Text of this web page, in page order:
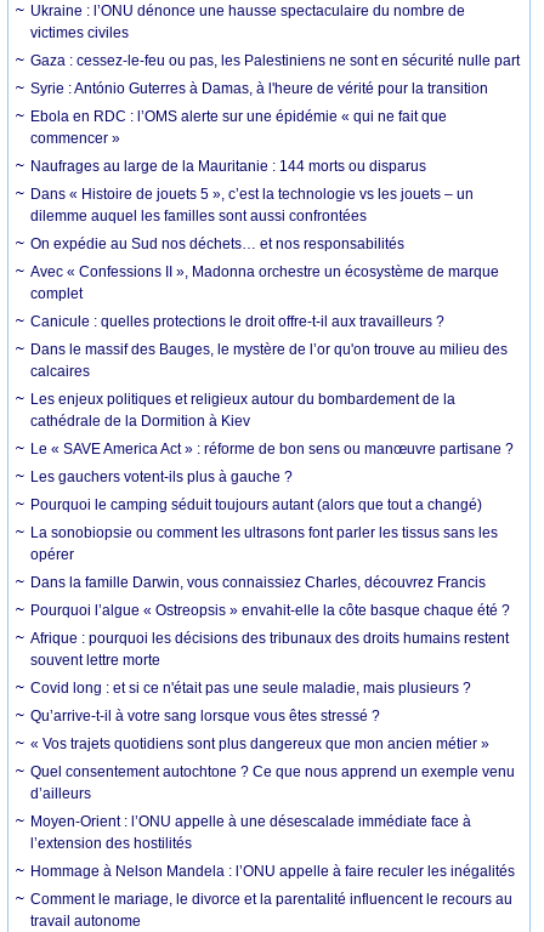
Ukraine : l’ONU dénonce une hausse spectaculaire du nombre de
victimes civiles
Gaza : cessez-le-feu ou pas, les Palestiniens ne sont en sécurité nulle part
Syrie : António Guterres à Damas, à l'heure de vérité pour la transition
Ebola en RDC : l’OMS alerte sur une épidémie « qui ne fait que
commencer »
Naufrages au large de la Mauritanie : 144 morts ou disparus
Dans « Histoire de jouets 5 », c’est la technologie vs les jouets – un
dilemme auquel les familles sont aussi confrontées
On expédie au Sud nos déchets… et nos responsabilités
Avec « Confessions II », Madonna orchestre un écosystème de marque
complet
Canicule : quelles protections le droit offre-t-il aux travailleurs ?
Dans le massif des Bauges, le mystère de l’or qu'on trouve au milieu des
calcaires
Les enjeux politiques et religieux autour du bombardement de la
cathédrale de la Dormition à Kiev
Le « SAVE America Act » : réforme de bon sens ou manœuvre partisane ?
Les gauchers votent-ils plus à gauche ?
Pourquoi le camping séduit toujours autant (alors que tout a changé)
La sonobiopsie ou comment les ultrasons font parler les tissus sans les
opérer
Dans la famille Darwin, vous connaissiez Charles, découvrez Francis
Pourquoi l’algue « Ostreopsis » envahit-elle la côte basque chaque été ?
Afrique : pourquoi les décisions des tribunaux des droits humains restent
souvent lettre morte
Covid long : et si ce n'était pas une seule maladie, mais plusieurs ?
Qu’arrive-t-il à votre sang lorsque vous êtes stressé ?
« Vos trajets quotidiens sont plus dangereux que mon ancien métier »
Quel consentement autochtone ? Ce que nous apprend un exemple venu
d’ailleurs
Moyen-Orient : l’ONU appelle à une désescalade immédiate face à
l’extension des hostilités
Hommage à Nelson Mandela : l’ONU appelle à faire reculer les inégalités
Comment le mariage, le divorce et la parentalité influencent le recours au
travail autonome